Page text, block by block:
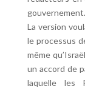
gouvernement.
La version
le processus
même
un accord de
laquelle les